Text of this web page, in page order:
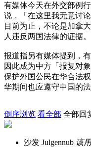
有媒体今天在外交部例
说，「在这里我无意讨
目前为止，不论是加拿
人违反两国法律的证据。
报道指另有媒体提到，
因此成为中方「报复对
保护外国公民在华合法
华期间也应遵守中国的法
倒序浏览 看全部 全部回
沙发 Julgennub 该